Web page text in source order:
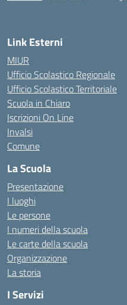
Link Esterni
MIUR
Ufficio Scolastico Regionale
Ufficio Scolastico Territoriale
Scuola in Chiaro
Iscrizioni On Line
Invalsi
Comune
La Scuola
Presentazione
I luoghi
Le persone
I numeri della scuola
Le carte della scuola
Organizzazione
La storia
I Servizi